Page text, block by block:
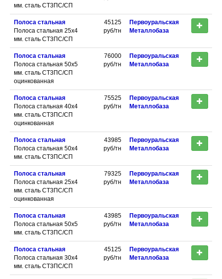
мм. сталь СТ3ПС/СП
Полоса стальная
Полоса стальная 25х4
мм. сталь СТ3ПС/СП
45125
руб/тн
Первоуральская
Металлобаза
Полоса стальная
Полоса стальная 50х5
мм. сталь СТ3ПС/СП
оцинкованная
76000
руб/тн
Первоуральская
Металлобаза
Полоса стальная
Полоса стальная 40х4
мм. сталь СТ3ПС/СП
оцинкованная
75525
руб/тн
Первоуральская
Металлобаза
Полоса стальная
Полоса стальная 50х4
мм. сталь СТ3ПС/СП
43985
руб/тн
Первоуральская
Металлобаза
Полоса стальная
Полоса стальная 25х4
мм. сталь СТ3ПС/СП
оцинкованная
79325
руб/тн
Первоуральская
Металлобаза
Полоса стальная
Полоса стальная 50х5
мм. сталь СТ3ПС/СП
43985
руб/тн
Первоуральская
Металлобаза
Полоса стальная
Полоса стальная 30х4
мм. сталь СТ3ПС/СП
45125
руб/тн
Первоуральская
Металлобаза